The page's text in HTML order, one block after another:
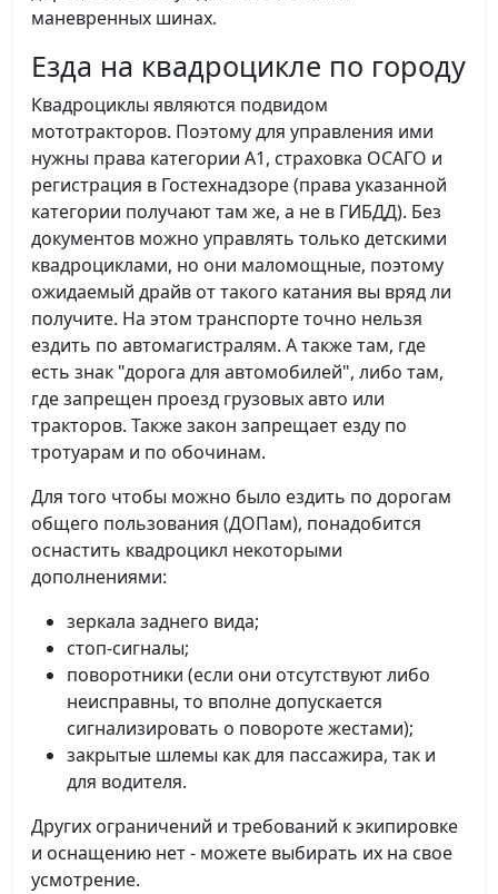
маневренных шинах.
Езда на квадроцикле по городу
Квадроциклы являются подвидом
мототракторов. Поэтому для управления ими
нужны права категории А1, страховка ОСАГО и
регистрация в Гостехнадзоре (права указанной
категории получают там же, а не в ГИБДД). Без
документов можно управлять только детскими
квадроциклами, но они маломощные, поэтому
ожидаемый драйв от такого катания вы вряд ли
получите. На этом транспорте точно нельзя
ездить по автомагистралям. А также там, где
есть знак "дорога для автомобилей", либо там,
где запрещен проезд грузовых авто или
тракторов. Также закон запрещает езду по
тротуарам и по обочинам.
Для того чтобы можно было ездить по дорогам
общего пользования (ДОПам), понадобится
оснастить квадроцикл некоторыми
дополнениями:
зеркала заднего вида;
стоп-сигналы;
поворотники (если они отсутствуют либо
неисправны, то вполне допускается
сигнализировать о повороте жестами);
закрытые шлемы как для пассажира, так и
для водителя.
Других ограничений и требований к экипировке
и оснащению нет - можете выбирать их на свое
усмотрение.